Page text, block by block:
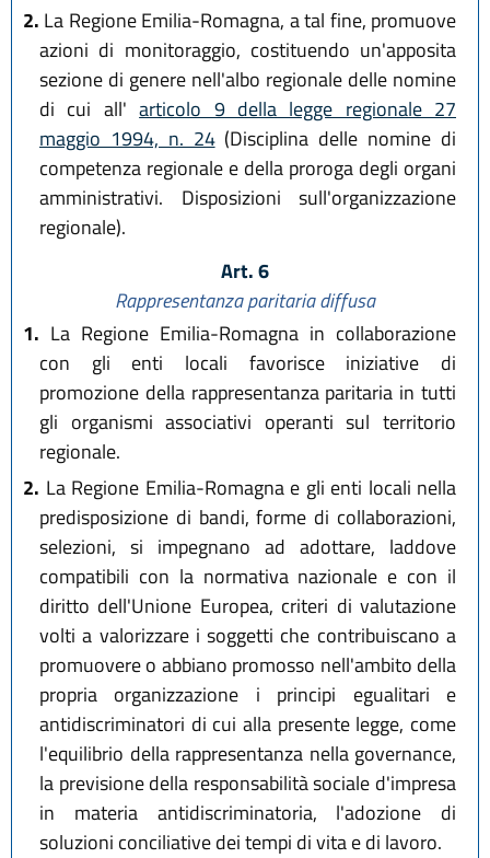
2. La Regione Emilia-Romagna, a tal fine, promuove
azioni di monitoraggio, costituendo un'apposita
sezione di genere nell'albo regionale delle nomine
di cui all'articolo 9 della legge regionale 27
maggio 1994, n. 24(Disciplina delle nomine di
competenza regionale e della proroga degli organi
amministrativi. Disposizioni sull'organizzazione
regionale).
Art. 6
Rappresentanza paritaria diffusa
1. La Regione Emilia-Romagna in collaborazione
con gli enti locali favorisce iniziative di
promozione della rappresentanza paritaria in tutti
gli organismi associativi operanti sul territorio
regionale.
2. La Regione Emilia-Romagna e gli enti locali nella
predisposizione di bandi, forme di collaborazioni,
selezioni, si impegnano ad adottare, laddove
compatibili con la normativa nazionale e con il
diritto dell'Unione Europea, criteri di valutazione
volti a valorizzare i soggetti che contribuiscano a
promuovere o abbiano promosso nell'ambito della
propria organizzazione i principi egualitari e
antidiscriminatori di cui alla presente legge, come
l'equilibrio della rappresentanza nella governance,
la previsione della responsabilità sociale d'impresa
in materia antidiscriminatoria, l'adozione di
soluzioni conciliative dei tempi di vita e di lavoro.